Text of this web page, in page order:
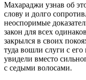
Махараджи узнав об
слову и долго
неоспоримые
закон для всех
закрылся в своих
туда вошли слуги с
увидели вместо
с седыми волосами.